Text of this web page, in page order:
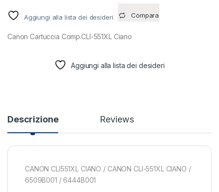
Aggiungi alla lista dei desideri Compara
Canon Cartuccia Comp.CLI-551XL Ciano
Aggiungi alla lista dei desideri
Descrizione Reviews
CANON CLI551XL CIANO / CANON CLI-551XL CIANO /
6509B001 / 6444B001